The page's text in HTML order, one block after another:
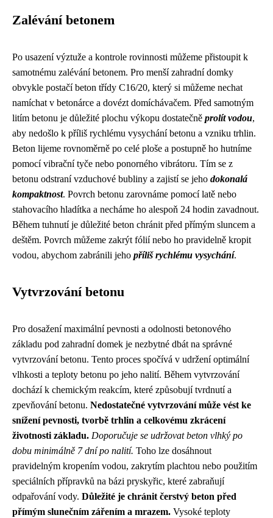
Zalévání betonem
Po usazení výztuže a kontrole rovinnosti můžeme přistoupit k
samotnému zalévání betonem. Pro menší zahradní domky
obvykle postačí beton třídy C16/20, který si můžeme nechat
namíchat v betonárce a dovézt domíchávačem. Před samotným
litím betonu je důležité plochu výkopu dostatečně prolít vodou,
aby nedošlo k příliš rychlému vysychání betonu a vzniku trhlin.
Beton lijeme rovnoměrně po celé ploše a postupně ho hutníme
pomocí vibrační tyče nebo ponorného vibrátoru. Tím se z
betonu odstraní vzduchové bubliny a zajistí se jeho dokonalá
kompaktnost. Povrch betonu zarovnáme pomocí latě nebo
stahovacího hladítka a necháme ho alespoň 24 hodin zavadnout.
Během tuhnutí je důležité beton chránit před přímým sluncem a
deštěm. Povrch můžeme zakrýt fólií nebo ho pravidelně kropit
vodou, abychom zabránili jeho příliš rychlému vysychání.
Vytvrzování betonu
Pro dosažení maximální pevnosti a odolnosti betonového
základu pod zahradní domek je nezbytné dbát na správné
vytvrzování betonu. Tento proces spočívá v udržení optimální
vlhkosti a teploty betonu po jeho nalití. Během vytvrzování
dochází k chemickým reakcím, které způsobují tvrdnutí a
zpevňování betonu. Nedostatečné vytvrzování může vést ke
snížení pevnosti, tvorbě trhlin a celkovému zkrácení
životnosti základu. Doporučuje se udržovat beton vlhký po
dobu minimálně 7 dní po nalití. Toho lze dosáhnout
pravidelným kropením vodou, zakrytím plachtou nebo použitím
speciálních přípravků na bázi pryskyřic, které zabraňují
odpařování vody. Důležité je chránit čerstvý beton před
přímým slunečním zářením a mrazem. Vysoké teploty